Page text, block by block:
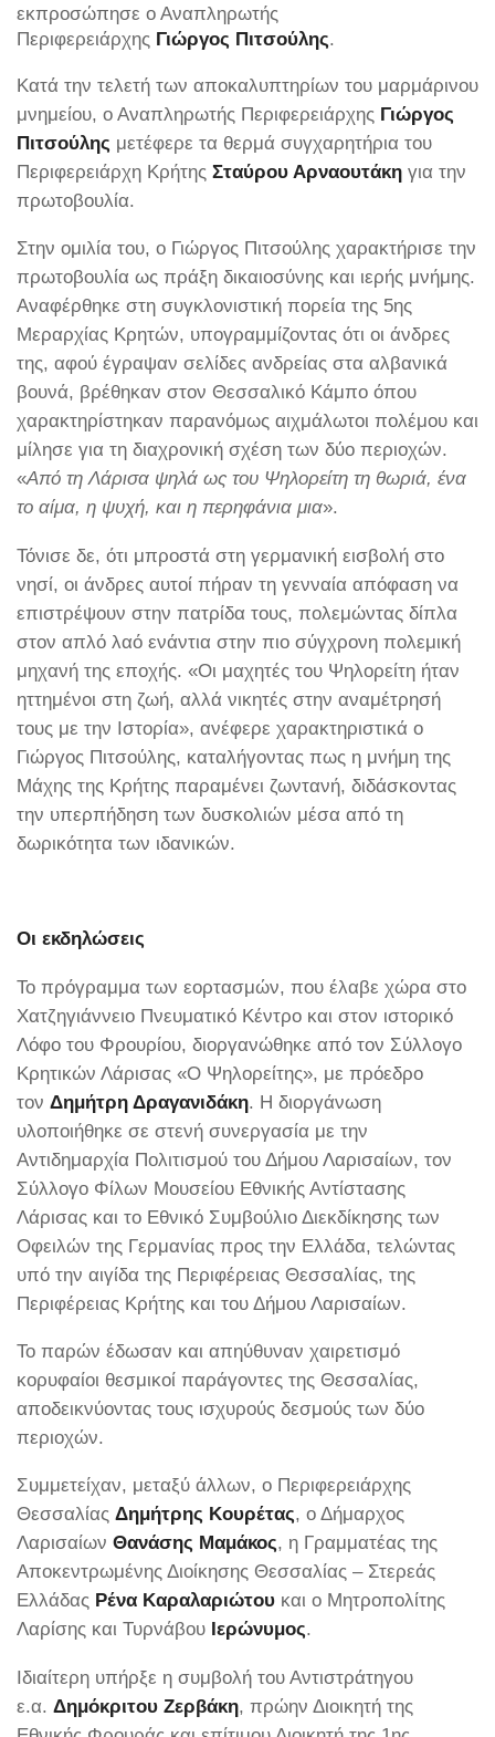
εκπροσώπησε ο Αναπληρωτής
Περιφερειάρχης Γιώργος Πιτσούλης.
Κατά την τελετή των αποκαλυπτηρίων του μαρμάρινου
μνημείου, ο Αναπληρωτής Περιφερειάρχης Γιώργος
Πιτσούλης μετέφερε τα θερμά συγχαρητήρια του
Περιφερειάρχη Κρήτης Σταύρου Αρναουτάκη για την
πρωτοβουλία.
Στην ομιλία του, ο Γιώργος Πιτσούλης χαρακτήρισε την
πρωτοβουλία ως πράξη δικαιοσύνης και ιερής μνήμης.
Αναφέρθηκε στη συγκλονιστική πορεία της 5ης
Μεραρχίας Κρητών, υπογραμμίζοντας ότι οι άνδρες
της, αφού έγραψαν σελίδες ανδρείας στα αλβανικά
βουνά, βρέθηκαν στον Θεσσαλικό Κάμπο όπου
χαρακτηρίστηκαν παρανόμως αιχμάλωτοι πολέμου και
μίλησε για τη διαχρονική σχέση των δύο περιοχών.
«Από τη Λάρισα ψηλά ως του Ψηλορείτη τη θωριά, ένα
το αίμα, η ψυχή, και η περηφάνια μια».
Τόνισε δε, ότι μπροστά στη γερμανική εισβολή στο
νησί, οι άνδρες αυτοί πήραν τη γενναία απόφαση να
επιστρέψουν στην πατρίδα τους, πολεμώντας δίπλα
στον απλό λαό ενάντια στην πιο σύγχρονη πολεμική
μηχανή της εποχής. «Οι μαχητές του Ψηλορείτη ήταν
ηττημένοι στη ζωή, αλλά νικητές στην αναμέτρησή
τους με την Ιστορία», ανέφερε χαρακτηριστικά ο
Γιώργος Πιτσούλης, καταλήγοντας πως η μνήμη της
Μάχης της Κρήτης παραμένει ζωντανή, διδάσκοντας
την υπερπήδηση των δυσκολιών μέσα από τη
δωρικότητα των ιδανικών.
Οι εκδηλώσεις
Το πρόγραμμα των εορτασμών, που έλαβε χώρα στο
Χατζηγιάννειο Πνευματικό Κέντρο και στον ιστορικό
Λόφο του Φρουρίου, διοργανώθηκε από τον Σύλλογο
Κρητικών Λάρισας «Ο Ψηλορείτης», με πρόεδρο
τον Δημήτρη Δραγανιδάκη. Η διοργάνωση
υλοποιήθηκε σε στενή συνεργασία με την
Αντιδημαρχία Πολιτισμού του Δήμου Λαρισαίων, τον
Σύλλογο Φίλων Μουσείου Εθνικής Αντίστασης
Λάρισας και το Εθνικό Συμβούλιο Διεκδίκησης των
Οφειλών της Γερμανίας προς την Ελλάδα, τελώντας
υπό την αιγίδα της Περιφέρειας Θεσσαλίας, της
Περιφέρειας Κρήτης και του Δήμου Λαρισαίων.
Το παρών έδωσαν και απηύθυναν χαιρετισμό
κορυφαίοι θεσμικοί παράγοντες της Θεσσαλίας,
αποδεικνύοντας τους ισχυρούς δεσμούς των δύο
περιοχών.
Συμμετείχαν, μεταξύ άλλων, ο Περιφερειάρχης
Θεσσαλίας Δημήτρης Κουρέτας, ο Δήμαρχος
Λαρισαίων Θανάσης Μαμάκος, η Γραμματέας της
Αποκεντρωμένης Διοίκησης Θεσσαλίας – Στερεάς
Ελλάδας Ρένα Καραλαριώτου και ο Μητροπολίτης
Λαρίσης και Τυρνάβου Ιερώνυμος.
Ιδιαίτερη υπήρξε η συμβολή του Αντιστράτηγου
ε.α. Δημόκριτου Ζερβάκη, πρώην Διοικητή της